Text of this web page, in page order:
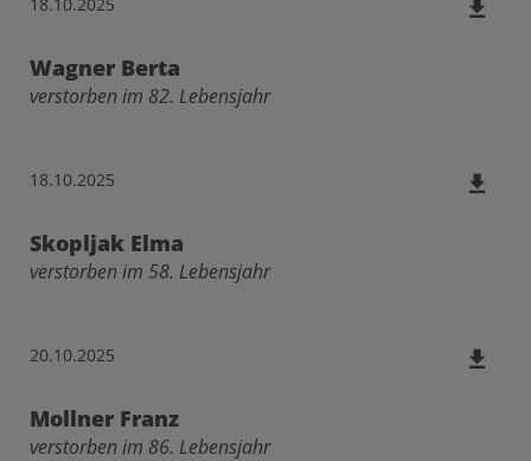
Wagner Berta
verstorben im 82. Lebensjahr
18.10.2025
Skopljak Elma
verstorben im 58. Lebensjahr
20.10.2025
Mollner Franz
verstorben im 86. Lebensjahr